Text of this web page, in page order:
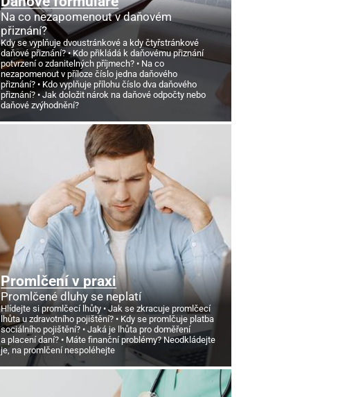
Na co nezapomenout v daňovém
přiznání?
Kdy se vyplňuje dvoustránkové a kdy čtyřstránkové
daňové přiznání?
Kdo přikládá k daňovému přiznání
potvrzení o zdanitelných příjmech?
Na co
nezapomenout v příloze číslo jedna daňového
přiznání?
Kdo vyplňuje přílohu číslo dva daňového
přiznání?
Jak doložit nárok na daňové odpočty nebo
daňové zvýhodnění?
Promlčení v praxi
Promlčené dluhy se neplatí
Hlídejte si promlčecí lhůty
Jak se zkracuje promlčecí
lhůta u zdravotního pojištění?
Kdy se promlčuje platba
sociálního pojištění?
Jaká je lhůta pro doměření
a placení daní?
Máte finanční problémy? Neodkládejte
je, na promlčení nespoléhejte